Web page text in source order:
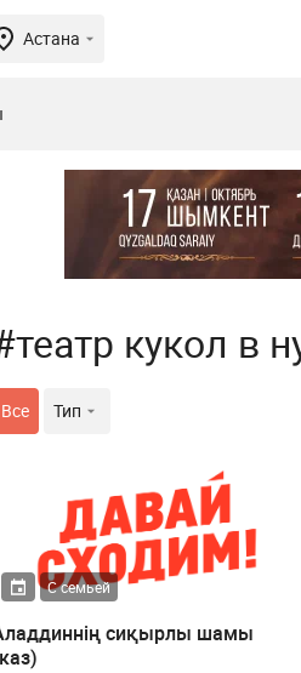
Астана
кукол в
Все Тип
С семьей
сиқырлы шамы